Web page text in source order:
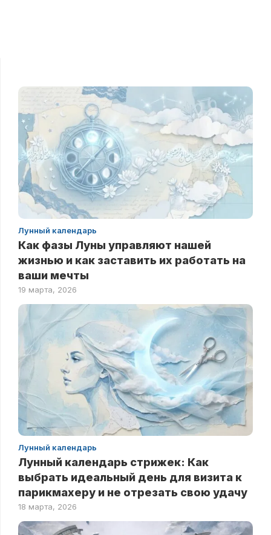
Лунный календарь
Как фазы Луны управляют нашей
жизнью и как заставить их работать на
ваши мечты
19 марта, 2026
Лунный календарь
Лунный календарь стрижек: Как
выбрать идеальный день для визита к
парикмахеру и не отрезать свою удачу
18 марта, 2026